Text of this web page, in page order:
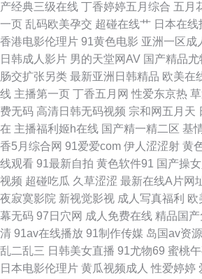
情 黄涩91大片 色悠悠香蕉 91呦呦 黑人成人 日韩
入美女蜜桃 大香蕉综合久久 麻豆91 91红杏网站
利影院 99热最新网址 超碰青青草在线 国产乱码
91在线视频播放 91呆哥人妻系列 91亚洲精品入
片 wwww无码 狠狠干超碰 在线超鹏 超碰少妇自
袜网 丝袜颜射AV网 97日韩 欧美成人A区 在线国
成人片 91豆花视频在线 国产9视频 欧美三级aaa
类综合 97碰人人摸 精品导航 深夜福利视频导航
产经典三级在线 丁香婷婷五月综合 五月
一页 乱码欧美孕交 超碰在线艹 日本在线
香港电影伦理片 91黄色电影 亚洲一区成
日韩成人影片 男的天堂网AV 国产精品尤
肠交扩张另类 最新亚洲日韩精品 欧美在
线 主播第一页 丁香五月网 性爱东京热
费无码 高清日韩无码视频 宗和网五月天
在 主播福利姬h在线 国产精一精二区 基
香5月综合网 91爱爱com 伊人涩涩射 黄
线观看 91最新自拍 黄色软件91 国产操女
视频 超碰吃瓜 久草涩涩 最新在线A片网
夜寂寞影院 新视觉影视 成人写真福利 欧
幕无码 97日穴网 成人免费在线 精品国
清 91av在线播放 91制作传媒 岛国av资源
乱二乱三 日韩美女直播 91尤物69 蜜桃
日本电影伦理片 黄瓜视频成人 性爱婷婷